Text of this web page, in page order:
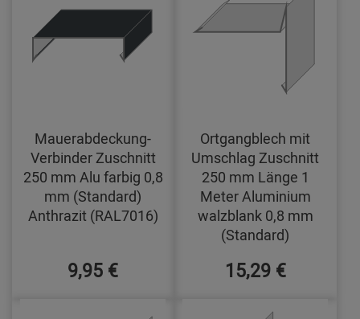
Mauerabdeckung-
Verbinder Zuschnitt
250 mm Alu farbig 0,8
mm (Standard)
Anthrazit (RAL7016)
9,95 €
Ortgangblech mit
Umschlag Zuschnitt
250 mm Länge 1
Meter Aluminium
walzblank 0,8 mm
(Standard)
15,29 €